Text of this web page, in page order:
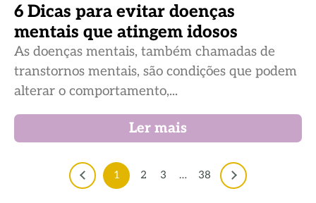
6 Dicas para evitar doenças
mentais que atingem idosos
As doenças mentais, também chamadas de
transtornos mentais, são condições que podem
alterar o comportamento,...
Ler mais
1 2 3 … 38